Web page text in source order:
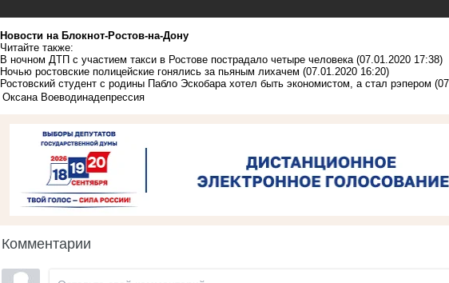
Новости на Блoкнoт-Ростов-на-Дону
Читайте также:
В ночном ДТП с участием такси в Ростове пострадало четыре человека (07.01.2020 17:38)
Ночью ростовские полицейские гонялись за пьяным лихачем (07.01.2020 16:20)
Ростовский студент с родины Пабло Эскобара хотел быть экономистом, а стал рэпером
Оксана Воеводинадепрессия
Комментарии